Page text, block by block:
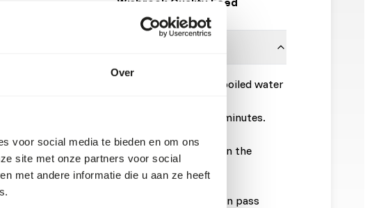
Over
voor social media te bieden en om ons
site met onze partners voor social
met andere informatie die u aan ze heeft
Handfeeding with 1–3 parts cooled boiled water
the powder is dissolved, and leave it for5-10 minutes.
all the powder is dissolved.
syringe or feeding spoon and ensure no air is in the
to let the porridge thicken properly so it can pass